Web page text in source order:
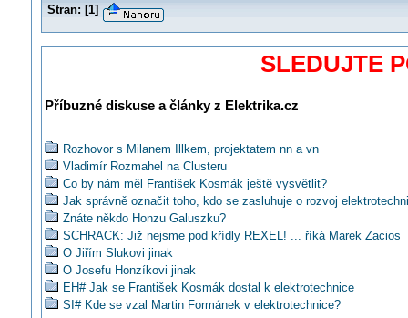
Stran: [1]
SLEDUJTE
Příbuzné diskuse a články z Elektrika.cz
Rozhovor s Milanem Illkem, projektatem nn a vn
Vladimír Rozmahel na Clusteru
Co by nám měl František Kosmák ještě vysvětlit?
Jak správně označit toho, kdo se zasluhuje o rozvoj
Znáte někdo Honzu Galuszku?
SCHRACK: Již nejsme pod křídly REXEL! ... říká Marek Zacios
O Jiřím Slukovi jinak
O Josefu Honzíkovi jinak
EH# Jak se František Kosmák dostal k elektrotechnice
SI# Kde se vzal Martin Formánek v elektrotechnice?